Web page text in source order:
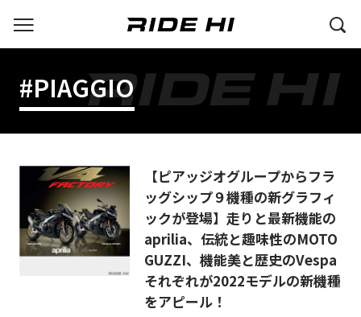
#PIAGGIO
【ピアッジオグループからフラ
ッグシップ９機種の新グラフィ
ックが登場】走りと最新機能の
aprilia、伝統と趣味性のMOTO
GUZZI、機能美と歴史のVespa
それぞれが2022モデルの新機種
をアピール！